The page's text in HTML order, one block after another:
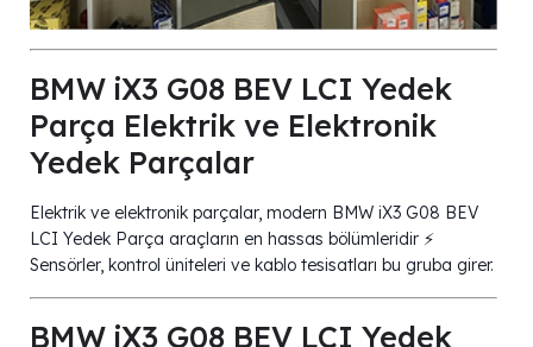
BMW iX3 G08 BEV LCI Yedek
Parça Elektrik ve Elektronik
Yedek Parçalar
Elektrik ve elektronik parçalar, modern BMW iX3 G08 BEV
LCI Yedek Parça araçların en hassas bölümleridir ⚡
Sensörler, kontrol üniteleri ve kablo tesisatları bu gruba girer.
BMW iX3 G08 BEV LCI Yedek